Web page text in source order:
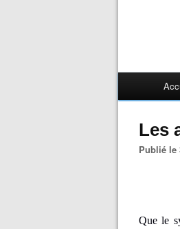
Les
Publié
Que le